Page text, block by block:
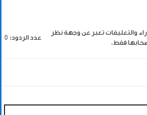
والتعليقات تعبر عن وجهة نظر
فقط.
عدد الردود: 0